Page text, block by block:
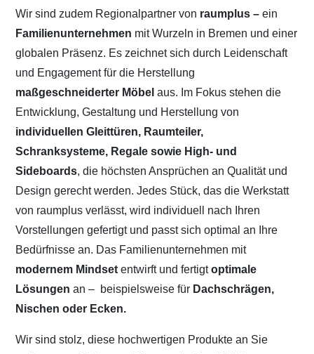
Wir sind zudem Regionalpartner von raumplus – ein
Familienunternehmen mit Wurzeln in Bremen und einer
globalen Präsenz. Es zeichnet sich durch Leidenschaft
und Engagement für die Herstellung
maßgeschneiderter Möbelaus. Im Fokus stehen die
Entwicklung, Gestaltung und Herstellung von
individuellen Gleittüren, Raumteiler,
Schranksysteme, Regale sowie High- und
Sideboards, die höchsten Ansprüchen an Qualität und
Design gerecht werden. Jedes Stück, das die Werkstatt
von raumplus verlässt, wird individuell nach Ihren
Vorstellungen gefertigt und passt sich optimal an Ihre
Bedürfnisse an. Das Familienunternehmen mit
modernem Mindset entwirft und fertigtoptimale
Lösungen an – beispielsweise für Dachschrägen,
Nischen oder Ecken.
Wir sind stolz, diese hochwertigen Produkte an Sie